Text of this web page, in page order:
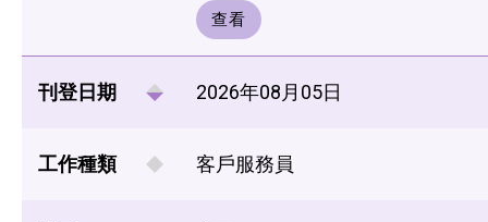
查看
刊登日期 2026年08月05日
工作種類 客戶服務員